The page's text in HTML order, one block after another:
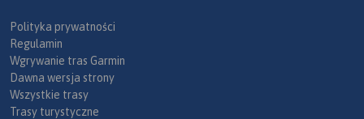
Polityka prywatności
Regulamin
Wgrywanie tras Garmin
Dawna wersja strony
Wszystkie trasy
Trasy turystyczne